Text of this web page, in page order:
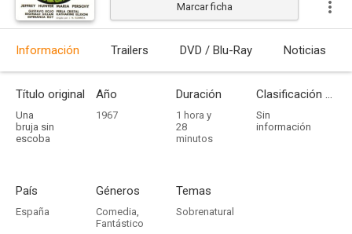
Marcar ficha
Información Trailers DVD / Blu-Ray Noticias
Título original
Una
bruja sin
escoba
Año
1967
Duración
1 hora y
28
minutos
Clasificación por edades
Sin
información
País
España
Géneros
Comedia,
Fantástico
Temas
Sobrenatural